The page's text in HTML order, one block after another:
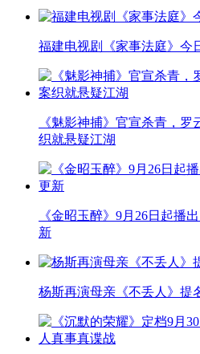
福建电视剧《家事法庭》今
《魅影神捕》官宣杀青，
织就悬疑江湖
《金昭玉醉》9月26日起播
新
杨斯再演母亲《不丢人》提